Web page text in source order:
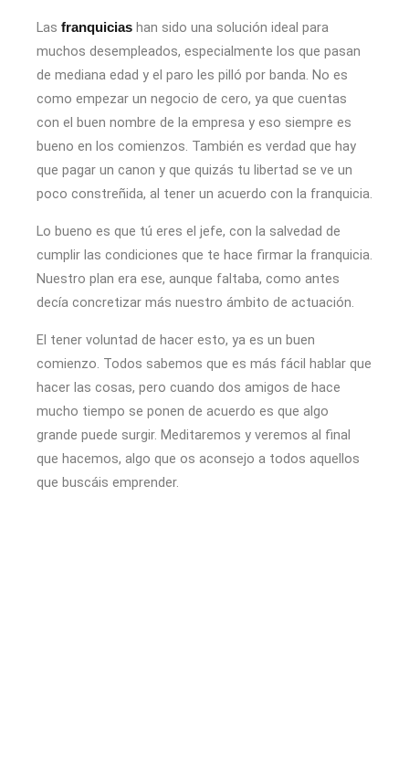
Las franquicias han sido una solución ideal para
muchos desempleados, especialmente los que pasan
de mediana edad y el paro les pilló por banda. No es
como empezar un negocio de cero, ya que cuentas
con el buen nombre de la empresa y eso siempre es
bueno en los comienzos. También es verdad que hay
que pagar un canon y que quizás tu libertad se ve un
poco constreñida, al tener un acuerdo con la franquicia.
Lo bueno es que tú eres el jefe, con la salvedad de
cumplir las condiciones que te hace firmar la franquicia.
Nuestro plan era ese, aunque faltaba, como antes
decía concretizar más nuestro ámbito de actuación.
El tener voluntad de hacer esto, ya es un buen
comienzo. Todos sabemos que es más fácil hablar que
hacer las cosas, pero cuando dos amigos de hace
mucho tiempo se ponen de acuerdo es que algo
grande puede surgir. Meditaremos y veremos al final
que hacemos, algo que os aconsejo a todos aquellos
que buscáis emprender.